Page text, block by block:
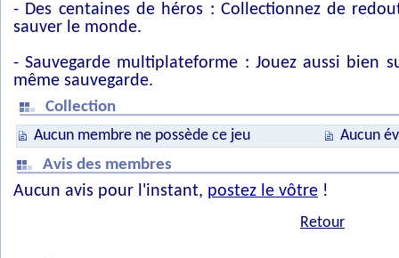
- Des centaines de héros : Collectionnez de
sauver le monde.
- Sauvegarde multiplateforme : Jouez aussi bien
même sauvegarde.
Collection
Aucun membre ne possède ce jeu
Aucun
Avis des membres
Aucun avis pour l'instant, postez le vôtre !
Retour